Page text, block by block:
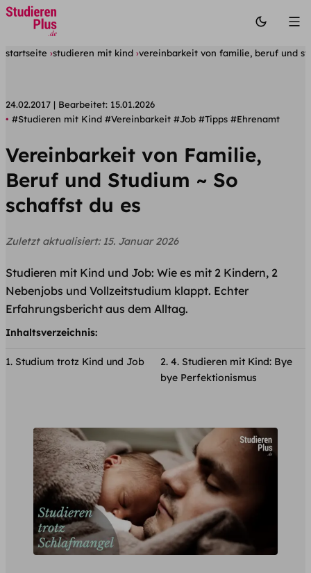
startseite studieren mit kind vereinbarkeit von familie, beruf und
24.02.2017 Bearbeitet: 15.01.2026
#Studieren mit Kind #Vereinbarkeit #Job #Tipps #Ehrenamt
Vereinbarkeit von Familie,
Beruf und Studium ~ So
schaffst du es
Zuletzt aktualisiert: 15. Januar 2026
Studieren mit Kind und Job: Wie es mit 2 Kindern, 2
Nebenjobs und Vollzeitstudium klappt. Echter
Erfahrungsbericht aus dem Alltag.
Inhaltsverzeichnis:
Studium trotz Kind und Job
4. Studieren mit Kind: Bye
bye Perfektionismus